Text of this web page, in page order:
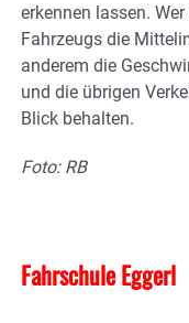
erkennen lassen.
Fahrzeugs die
anderem die
und die übrigen
Blick behalten.
Foto: RB
Fahrschule Eggerl